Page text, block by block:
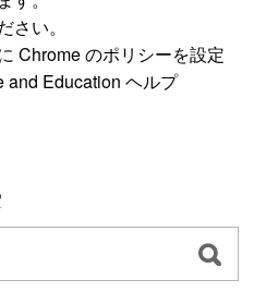
い。
Chrome のポリシーを設定
and Education ヘルプ